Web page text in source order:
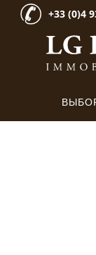
+33 (0)4